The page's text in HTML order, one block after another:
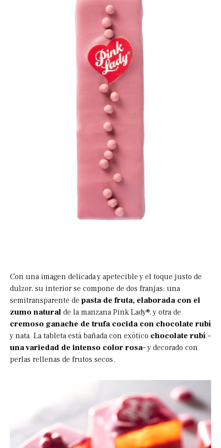
Con una imagen delicada y apetecible y el toque justo de
dulzor, su interior se compone de dos franjas: una
semitransparente de pasta de fruta, elaborada con el
zumo natural de la manzana Pink Lady®, y otra de
cremoso ganache de trufa cocida con chocolate rubí
y nata. La tableta está bañada con exótico chocolate rubí –
una variedad de intenso color rosa– y decorado con
perlas rellenas de frutos secos.